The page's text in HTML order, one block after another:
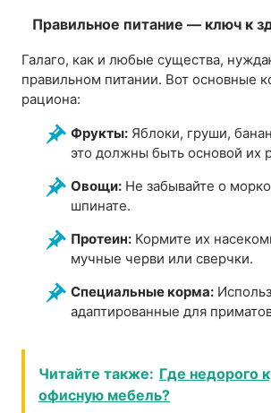
Правильное питание — ключ к
Галаго, как и любые существа,
правильном питании. Вот основные
рациона:
Фрукты: Яблоки, груши,
это должны быть основой их
Овощи: Не забывайте о
шпинате.
Протеин: Кормите их
мучные черви или сверчки.
Специальные корма:
адаптированные для
Читайте также: Где недорого
офисную мебель?